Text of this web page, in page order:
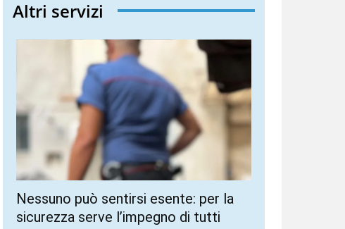
Altri servizi
Nessuno può sentirsi esente: per la
sicurezza serve l’impegno di tutti